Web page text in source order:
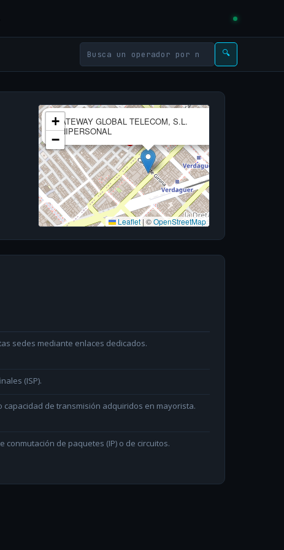
🔍
GATEWAY GLOBAL TELECOM, S.L.
UNIPERSONAL
+
−
Leaflet| ©OpenStreetMap
sedes mediante enlaces dedicados.
(ISP).
capacidad de transmisión adquiridos en mayorista.
de paquetes (IP) o de circuitos.